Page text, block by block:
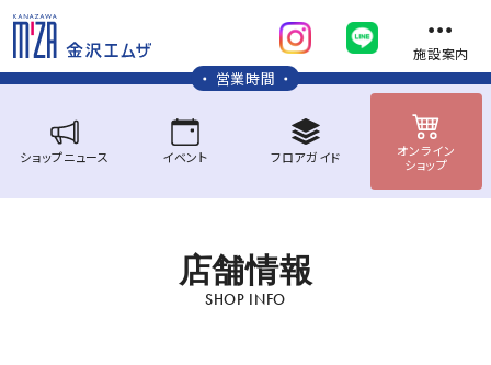
施設案内
営業時間
ショップニュース イベント フロアガイド
オンライン
ショップ
店舗情報
SHOP INFO